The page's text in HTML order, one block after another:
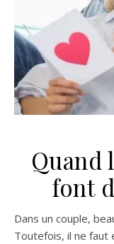
Quand
font
Dans un couple, beaucoup de choses sont importantes.
Toutefois, il ne faut